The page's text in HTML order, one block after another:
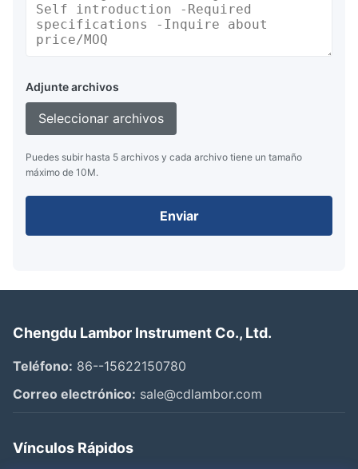
Adjunte archivos
Seleccionar archivos
Puedes subir hasta 5 archivos y cada archivo tiene un tamaño
máximo de 10M.
Enviar
Chengdu Lambor Instrument Co., Ltd.
Teléfono: 86--15622150780
Correo electrónico: sale@cdlambor.com
Vínculos Rápidos